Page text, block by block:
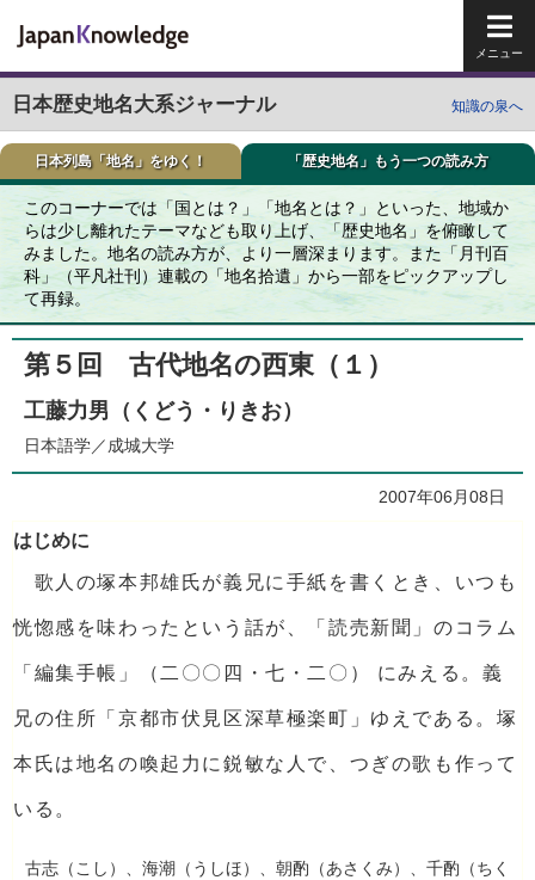
日本歴史地名大系ジャーナル 知識の泉へ
日本列島「地名」をゆく！ 「歴史地名」もう一つの読み方
このコーナーでは「国とは？」「地名とは？」といった、地域か
らは少し離れたテーマなども取り上げ、「歴史地名」を俯瞰して
みました。地名の読み方が、より一層深まります。また「月刊百
科」（平凡社刊）連載の「地名拾遺」から一部をピックアップし
て再録。
第５回 古代地名の西東（１）
工藤力男（くどう・りきお）
日本語学／成城大学
2007年06月08日
はじめに
歌人の塚本邦雄氏が義兄に手紙を書くとき、いつも
恍惚感を味わったという話が、「読売新聞」のコラム
「編集手帳」（二〇〇四・七・二〇） にみえる。義
兄の住所「京都市伏見区深草極楽町」ゆえである。塚
本氏は地名の喚起力に鋭敏な人で、つぎの歌も作って
いる。
古志（こし）、海潮（うしほ）、朝酌（あさくみ）、千酌（ちく